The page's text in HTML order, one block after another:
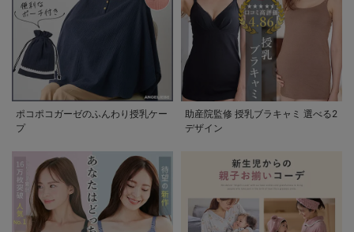
ポコポコガーゼのふんわり授乳ケー
プ
助産院監修 授乳ブラキャミ 選べる2
デザイン